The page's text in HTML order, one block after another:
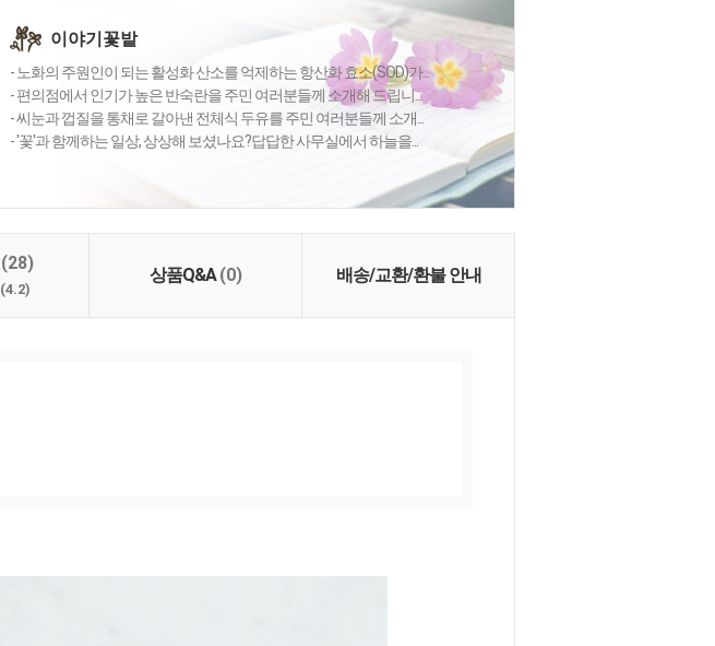
이야기꽃밭
- 노화의 주원인이 되는 활성화 산소를 억제하는 항산화 효소(SOD)가...
- 편의점에서 인기가 높은 반숙란을 주민 여러분들께 소개해 드립니...
- 씨눈과 껍질을 통채로 갈아낸 전체식 두유를 주민 여러분들께 소개...
- '꽃'과 함께하는 일상, 상상해 보셨나요?답답한 사무실에서 하늘을...
(28)
(4.2)
상품Q&A(0) 배송/교환/환불 안내